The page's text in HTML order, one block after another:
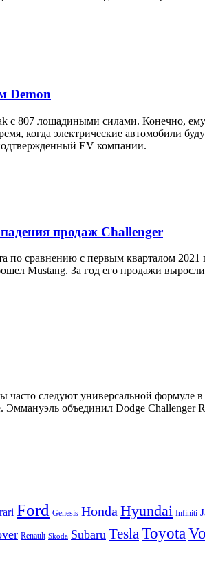
Demon
с 807 лошадиными силами. Конечно,
когда электрические автомобили
EV компании.
продаж Challenger
сравнению с первым кварталом 2021
Mustang. За год его продажи
следуют универсальной формуле
объединил Dodge Challenger
Ford Genesis Honda Hyundai Infiniti
Renault Skoda Subaru Tesla Toyota